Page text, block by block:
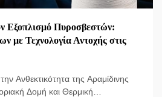
Εξοπλισμό Πυροσβεστών:
με Τεχνολογία Αντοχής στις
Ανθεκτικότητα της Αραμίδινης
Δομή και Θερμική